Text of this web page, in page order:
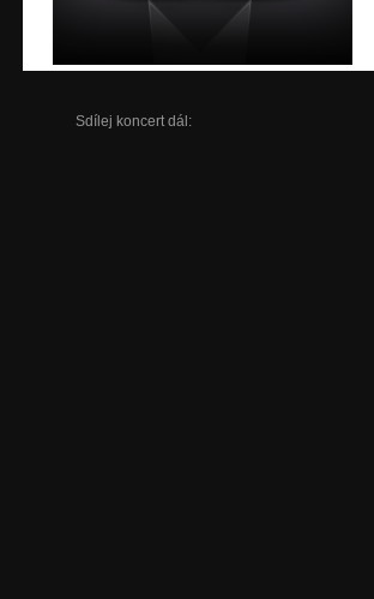
Sdílej koncert dál: